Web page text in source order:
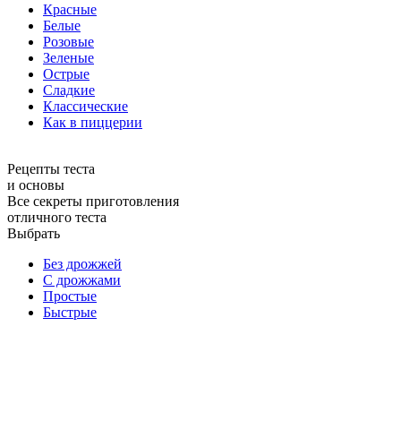
Красные
Белые
Розовые
Зеленые
Острые
Сладкие
Классические
Как в пиццерии
Рецепты теста
и основы
Все секреты приготовления
отличного теста
Выбрать
Без дрожжей
С дрожжами
Простые
Быстрые